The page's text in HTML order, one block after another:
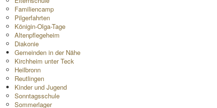
Familiencamp
Pilgerfahrten
Königin-Olga-Tage
Altenpflegeheim
Diakonie
Gemeinden in der Nähe
Kirchheim unter Teck
Heilbronn
Reutlingen
Kinder und Jugend
Sonntagsschule
Sommerlager